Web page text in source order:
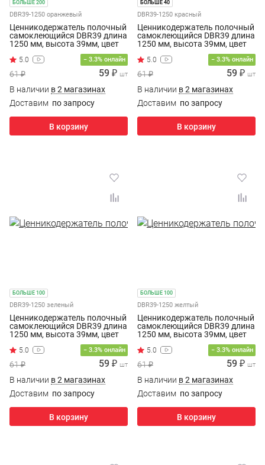
БОЛЬШЕ 200
DBR39-1250 оранжевый
Ценникодержатель полочный
самоклеющийся DBR39 длина
1250 мм, высота 39мм, цвет
− 3.3% онлайн
61 ₽ 59 ₽ шт
В наличии в 2 магазинах
Доставим по запросу
В корзину
БОЛЬШЕ 40
DBR39-1250 красный
Ценникодержатель полочный
самоклеющийся DBR39 длина
1250 мм, высота 39мм, цвет
− 3.3% онлайн
61 ₽ 59 ₽ шт
В наличии в 2 магазинах
Доставим по запросу
В корзину
БОЛЬШЕ 100
DBR39-1250 зеленый
Ценникодержатель полочный
самоклеющийся DBR39 длина
1250 мм, высота 39мм, цвет
− 3.3% онлайн
61 ₽ 59 ₽ шт
В наличии в 2 магазинах
Доставим по запросу
В корзину
БОЛЬШЕ 100
DBR39-1250 желтый
Ценникодержатель полочный
самоклеющийся DBR39 длина
1250 мм, высота 39мм, цвет
− 3.3% онлайн
61 ₽ 59 ₽ шт
В наличии в 2 магазинах
Доставим по запросу
В корзину